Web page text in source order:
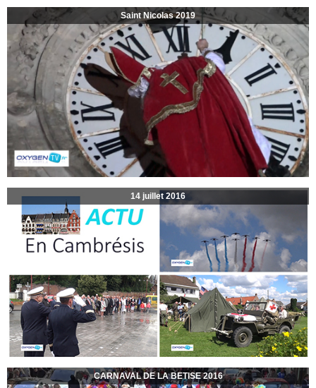
Saint Nicolas 2019
14 juillet 2016
CARNAVAL DE LA BETISE 2016